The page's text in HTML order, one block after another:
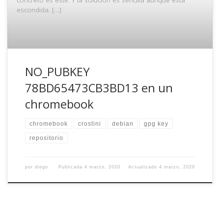
escondida. […]
NO_PUBKEY
78BD65473CB3BD13 en un
chromebook
chromebook crostini debian gpg key
repositorio
por diego Publicada4 marzo, 2020 Actualizado4 marzo, 2020